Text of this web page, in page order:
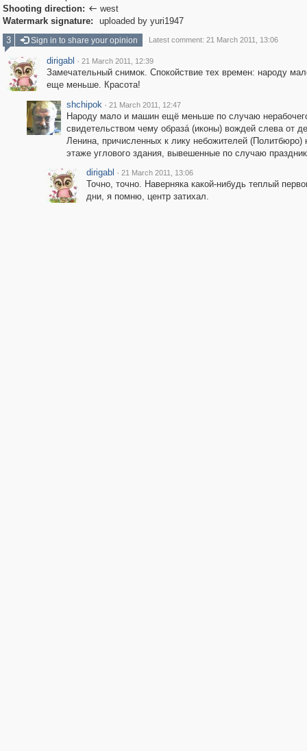
Shooting direction:  west
Watermark signature:
uploaded by yuri1947
3
Sign in to share your opinion Latest comment: 21 March 2011, 13:06
dirigabl · 21 March 2011, 12:39
Замечательный снимок. Спокойствие тех времен: народу
еще меньше. Красота!
shchipok · 21 March 2011, 12:47
Народу мало и машин ещё меньше по случаю
свидетельством чему образá (иконы) вождей слева от
Ленина, причисленных к лику небожителей (Политбюро)
этаже углового здания, вывешенные по случаю
dirigabl · 21 March 2011, 13:06
Точно, точно. Наверняка какой-нибудь теплый
дни, я помню, центр затихал.